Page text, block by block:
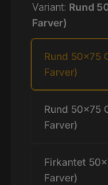
Variant: Rund
Farver)
Rund 50x75
Farver)
Rund 50x75
Farver)
Firkantet
Farver)